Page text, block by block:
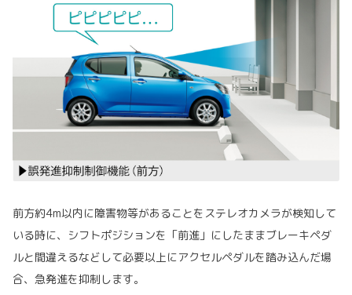
前方約4m以内に障害物等があることをステレオカメラが検知して
いる時に、シフトポジションを「前進」にしたままブレーキペダ
ルと間違えるなどして必要以上にアクセルペダルを踏み込んだ場
合、急発進を抑制します。